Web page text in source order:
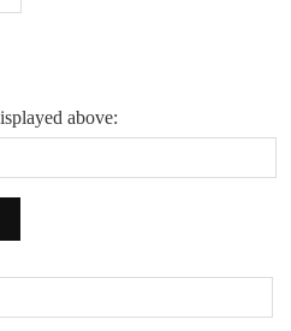
above: